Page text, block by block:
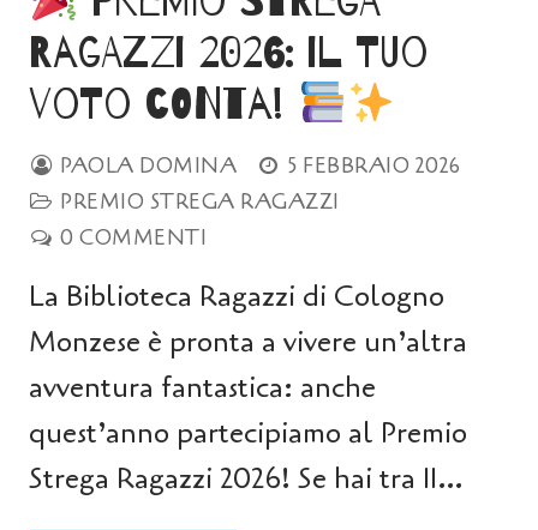
Ragazzi 2026: il tuo
voto conta!
PAOLA DOMINA
5 FEBBRAIO 2026
PREMIO STREGA RAGAZZI
0 COMMENTI
La Biblioteca Ragazzi di Cologno
Monzese è pronta a vivere un’altra
avventura fantastica: anche
quest’anno partecipiamo al Premio
Strega Ragazzi 2026! Se hai tra 11…